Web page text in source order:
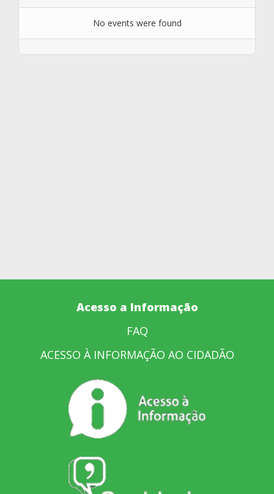
No events were found
Acesso a Informação
FAQ
ACESSO À INFORMAÇÃO AO CIDADÃO